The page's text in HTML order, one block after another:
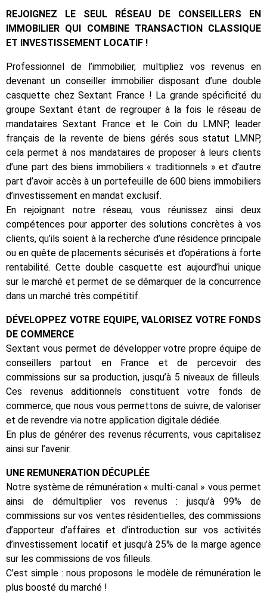
REJOIGNEZ LE SEUL RÉSEAU DE CONSEILLERS EN
IMMOBILIER QUI COMBINE TRANSACTION CLASSIQUE
ET INVESTISSEMENT LOCATIF !
Professionnel de l’immobilier, multipliez vos revenus en
devenant un conseiller immobilier disposant d’une double
casquette chez Sextant France ! La grande spécificité du
groupe Sextant étant de regrouper à la fois le réseau de
mandataires Sextant France et le Coin du LMNP, leader
français de la revente de biens gérés sous statut LMNP,
cela permet à nos mandataires de proposer à leurs clients
d’une part des biens immobiliers « traditionnels » et d’autre
part d’avoir accès à un portefeuille de 600 biens immobiliers
d’investissement en mandat exclusif.
En rejoignant notre réseau, vous réunissez ainsi deux
compétences pour apporter des solutions concrètes à vos
clients, qu’ils soient à la recherche d’une résidence principale
ou en quête de placements sécurisés et d’opérations à forte
rentabilité. Cette double casquette est aujourd’hui unique
sur le marché et permet de se démarquer de la concurrence
dans un marché très compétitif.
DÉVELOPPEZ VOTRE EQUIPE, VALORISEZ VOTRE FONDS
DE COMMERCE
Sextant vous permet de développer votre propre équipe de
conseillers partout en France et de percevoir des
commissions sur sa production, jusqu’à 5 niveaux de filleuls.
Ces revenus additionnels constituent votre fonds de
commerce, que nous vous permettons de suivre, de valoriser
et de revendre via notre application digitale dédiée.
En plus de générer des revenus récurrents, vous capitalisez
ainsi sur l’avenir.
UNE REMUNERATION DÉCUPLÉE
Notre système de rémunération « multi-canal » vous permet
ainsi de démultiplier vos revenus : jusqu’à 99% de
commissions sur vos ventes résidentielles, des commissions
d’apporteur d’affaires et d’introduction sur vos activités
d’investissement locatif et jusqu’à 25% de la marge agence
sur les commissions de vos filleuls.
C’est simple : nous proposons le modèle de rémunération le
plus boosté du marché !